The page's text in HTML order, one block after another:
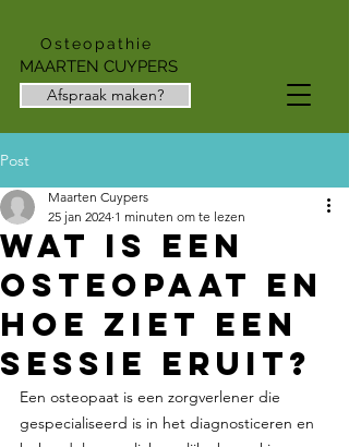
MAARTEN CUYPERS
Osteopathie
Afspraak maken?
Post
Wat is een
osteopaat en
hoe ziet een
sessie eruit?
Maarten Cuypers
25 jan 2024 1 minuten om te lezen
Een osteopaat is een zorgverlener die
gespecialiseerd is in het diagnosticeren en